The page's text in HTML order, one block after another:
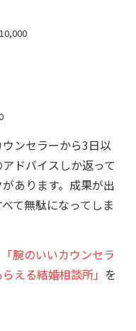
ンセラーから3日以
ドバイスしか返って
あります。成果が出
て無駄になってしま
「腕のいいカウンセラ
える結婚相談所」 を